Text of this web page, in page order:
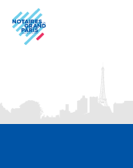
Aller
au
contenu